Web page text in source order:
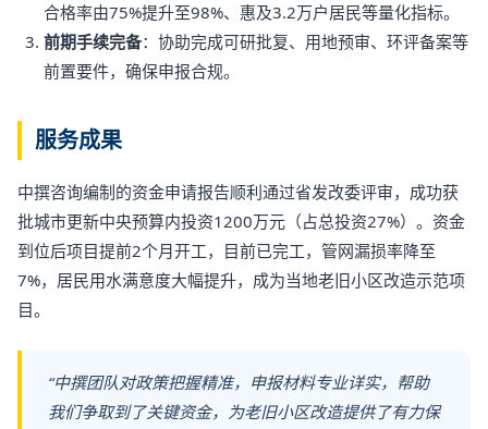
合格率由75%提升至98%、惠及3.2万户居民等量化指标。
前期手续完备：协助完成可研批复、用地预审、环评备案等
前置要件，确保申报合规。
服务成果
中撰咨询编制的资金申请报告顺利通过省发改委评审，成功获
批城市更新中央预算内投资1200万元（占总投资27%）。资金
到位后项目提前2个月开工，目前已完工，管网漏损率降至
7%，居民用水满意度大幅提升，成为当地老旧小区改造示范项
目。
“中撰团队对政策把握精准，申报材料专业详实，帮助
我们争取到了关键资金，为老旧小区改造提供了有力保